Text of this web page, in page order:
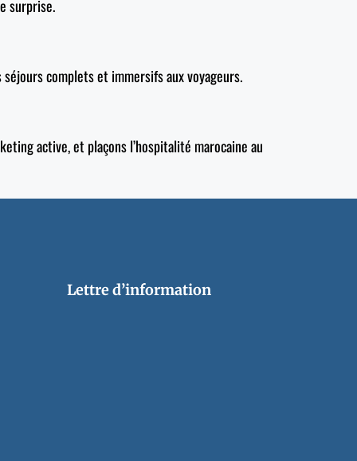
surprise.
complets et immersifs aux voyageurs.
active, et plaçons l’hospitalité marocaine au
Lettre d’information